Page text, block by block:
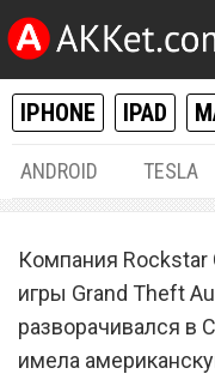
IPHONE IPAD
ANDROID TESLA
Действия
Компания
игры Grand Theft
разворачивался в
имела